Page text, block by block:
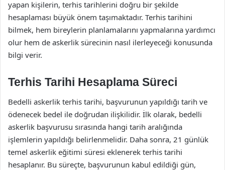
yapan kişilerin, terhis tarihlerini doğru bir şekilde
hesaplaması büyük önem taşımaktadır. Terhis tarihini
bilmek, hem bireylerin planlamalarını yapmalarına yardımcı
olur hem de askerlik sürecinin nasıl ilerleyeceği konusunda
bilgi verir.
Terhis Tarihi Hesaplama Süreci
Bedelli askerlik terhis tarihi, başvurunun yapıldığı tarih ve
ödenecek bedel ile doğrudan ilişkilidir. İlk olarak, bedelli
askerlik başvurusu sırasında hangi tarih aralığında
işlemlerin yapıldığı belirlenmelidir. Daha sonra, 21 günlük
temel askerlik eğitimi süresi eklenerek terhis tarihi
hesaplanır. Bu süreçte, başvurunun kabul edildiği gün,